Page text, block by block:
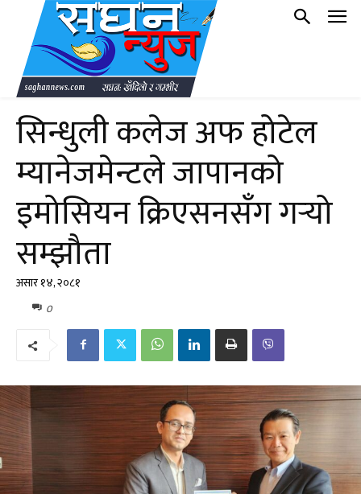
सिन्धुली कलेज अफ होटेल
म्यानेजमेन्टले जापानको
इमोसियन क्रिएसनसँग गर्‍यो
सम्झौता
असार १४, २०८१
0